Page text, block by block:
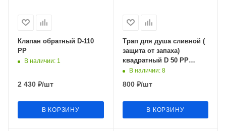
Клапан обратный D-110
РР
В наличии: 1
2 430 ₽/шт
В КОРЗИНУ
Трап для душа сливной (
защита от запаха)
квадратный D 50 РР
100х100мм DS43-100S
В наличии: 8
800₽/шт
В КОРЗИНУ